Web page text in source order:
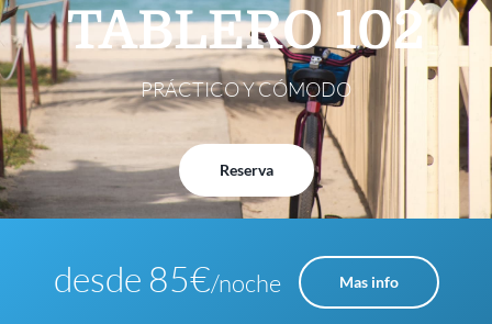
TABLERO 102
PRÁCTICO Y CÓMODO
Reserva
desde 85€/noche Mas info